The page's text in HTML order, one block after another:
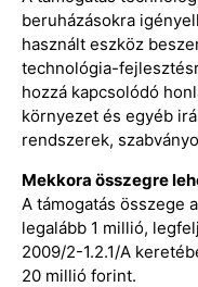
beruházásokra
használt eszköz
technológia-
hozzá kapcsolódó
környezet és egyéb
rendszerek,
Mekkora összegre
A támogatás összege
legalább 1 millió,
2009/2-1.2.1/A
20 millió forint.